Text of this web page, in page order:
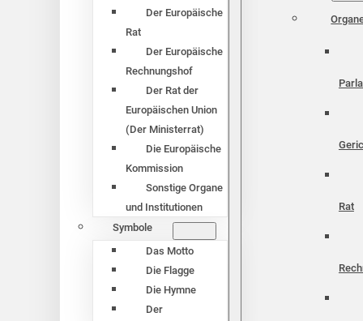
Der Europäische
Rat
Der Europäische
Rechnungshof
Der Rat der
Europäischen Union
(Der Ministerrat)
Die Europäische
Kommission
Sonstige Organe
und Institutionen
Symbole
Das Motto
Die Flagge
Die Hymne
Der
Rat